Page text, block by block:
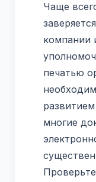
Чаще
компании
печатью
многие